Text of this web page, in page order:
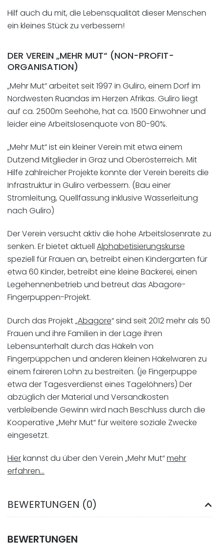
Hilf auch du mit, die Lebensqualität dieser Menschen
ein kleines Stück zu verbessern!
DER VEREIN „MEHR MUT“ (NON-PROFIT-
ORGANISATION)
„Mehr Mut“ arbeitet seit 1997 in Guliro, einem Dorf im
Nordwesten Ruandas im Herzen Afrikas. Guliro liegt
auf ca. 2500m Seehöhe, hat ca. 1500 Einwohner und
leider eine Arbeitslosenquote von 80-90%.
„Mehr Mut“ ist ein kleiner Verein mit etwa einem
Dutzend Mitglieder in Graz und Oberösterreich. Mit
Hilfe zahlreicher Projekte konnte der Verein bereits die
Infrastruktur in Guliro verbessern. (Bau einer
Stromleitung, Quellfassung inklusive Wasserleitung
nach Guliro)
Der Verein versucht aktiv die hohe Arbeitslosenrate zu
senken. Er bietet aktuell Alphabetisierungskurse
speziell für Frauen an, betreibt einen Kindergarten für
etwa 60 Kinder, betreibt eine kleine Bäckerei, einen
Legehennenbetrieb und betreut das Abagore-
Fingerpuppen-Projekt.
Durch das Projekt „Abagore“ sind seit 2012 mehr als 50
Frauen und ihre Familien in der Lage ihren
Lebensunterhalt durch das Häkeln von
Fingerpüppchen und anderen kleinen Häkelwaren zu
einem faireren Lohn zu bestreiten. (je Fingerpuppe
etwa der Tagesverdienst eines Tagelöhners) Der
abzüglich der Material und Versandkosten
verbleibende Gewinn wird nach Beschluss durch die
Kooperative „Mehr Mut“ für weitere soziale Zwecke
eingesetzt.
Hierkannst du über den Verein „Mehr Mut“mehr
erfahren…
BEWERTUNGEN (0)
BEWERTUNGEN